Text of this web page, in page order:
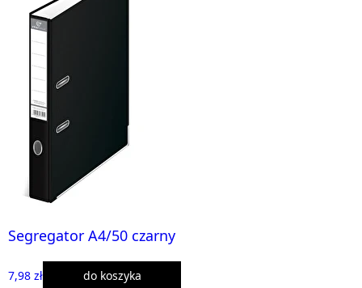
Segregator A4/50 czarny
7,98 zł do koszyka